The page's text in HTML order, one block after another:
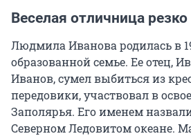
Веселая отличница
Людмила Иванова родилась в
образованной семье. Ее отец,
Иванов, сумел выбиться из
передовики, участвовал в
Заполярья. Его именем
Северном Ледовитом океане.